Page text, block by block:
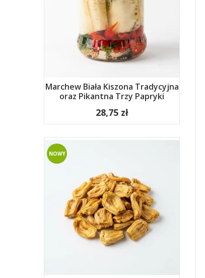
Marchew Biała Kiszona Tradycyjna
oraz Pikantna Trzy Papryki
28,75 zł
NOWY